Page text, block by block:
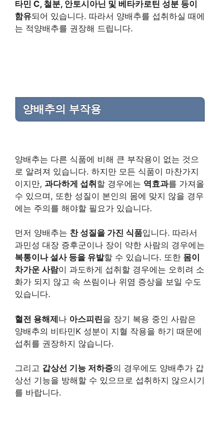
타민 C, 철분, 안토시아닌 및 베타카로틴 성분 등이
함유되어 있습니다. 따라서 양배추를 섭취하실 때에
는 적양배추를 권장해 드립니다.
양배추의 부작용
양배추는 다른 식품에 비해 큰 부작용이 없는 것으
로 알려져 있습니다. 하지만 모든 식품이 마찬가지
이지만, 과다하게 섭취할 경우에는 역효과를 가져올
수 있으며, 또한 성질이 본인의 몸에 맞지 않을 경우
에는 주의를 해야할 필요가 있습니다.
먼저 양배추는 찬 성질을 가진 식품입니다. 따라서
과민성 대장 증후군이나 장이 약한 사람의 경우에는
복통이나 설사 등을 유발할 수 있습니다. 또한 몸이
차가운 사람이 과도하게 섭취할 경우에는 오히려 소
화가 되지 않고 속 쓰림이나 위염 증상을 보일 수도
있습니다.
혈전 용해제나 아스피린을 장기 복용 중인 사람은
양배추의 비타민K 성분이 지혈 작용을 하기 때문에
섭취를 권장하지 않습니다.
그리고 갑상선 기능 저하증의 경우에도 양배추가 갑
상선 기능을 방해할 수 있으므로 섭취하지 않으시기
를 바랍니다.